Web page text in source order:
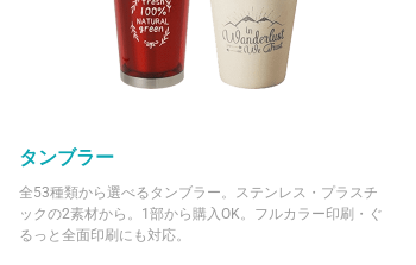
タンブラー
全53種類から選べるタンブラー。ステンレス・プラスチ
ックの2素材から。1部から購入OK。フルカラー印刷・ぐ
るっと全面印刷にも対応。